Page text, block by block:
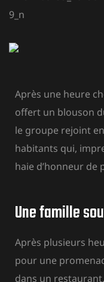
Après une heure
offert un blouson
le groupe rejoint
habitants qui,
haie d’honneur de
Une famille
Après plusieurs
pour une
dans un restaurant.